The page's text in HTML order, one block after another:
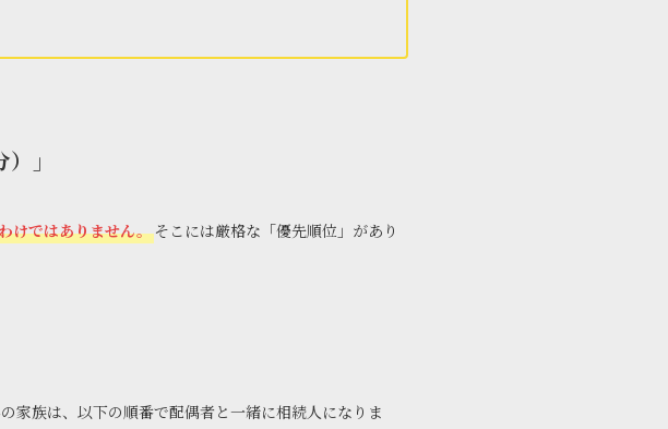
」
けではありません。 そこには厳格な「優先順位」があり
家族は、以下の順番で配偶者と一緒に相続人になりま